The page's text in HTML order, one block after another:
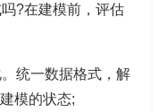
?在建模前，评估
统一数据格式，解
模的状态;